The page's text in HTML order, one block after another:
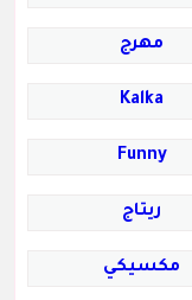
مهرج
Kalka
Funny
ريتاج
مكسيكي